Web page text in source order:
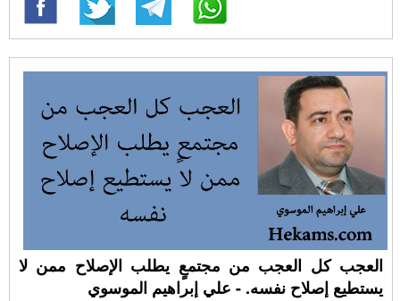
العجب كل العجب من مجتمعٍ يطلب الإصلاح ممن لا
يستطيع إصلاح نفسه. - علي إبراهيم الموسوي